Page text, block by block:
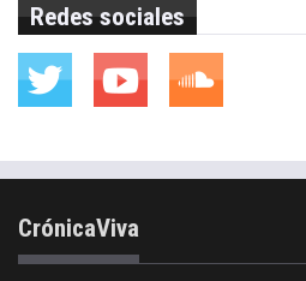
Redes sociales
CrónicaViva